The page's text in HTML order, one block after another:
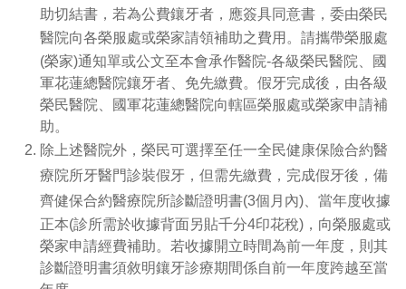
助切結書，若為公費鑲牙者，應簽具同意書，委由榮民
醫院向各榮服處或榮家請領補助之費用。請攜帶榮服處
(榮家)通知單或公文至本會承作醫院-各級榮民醫院、國
軍花蓮總醫院鑲牙者、免先繳費。假牙完成後，由各級
榮民醫院、國軍花蓮總醫院向轄區榮服處或榮家申請補
助。
除上述醫院外，榮民可選擇至任一全民健康保險合約醫
療院所牙醫門診裝假牙，但需先繳費，完成假牙後，備
齊健保合約醫療院所診斷證明書(3個月內)、當年度收據
正本(診所需於收據背面另貼千分4印花稅)，向榮服處或
榮家申請經費補助。若收據開立時間為前一年度，則其
診斷證明書須敘明鑲牙診療期間係自前一年度跨越至當